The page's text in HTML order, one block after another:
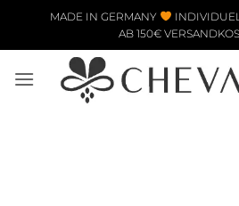
Zum Inhalt springen
MADE IN GERMANY
AB 150€